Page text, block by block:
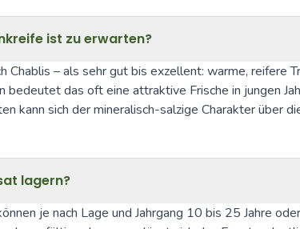
ist zu erwarten?
Chablis – als sehr gut bis exzellent: warme,
das oft eine attraktive Frische in jungen
kann sich der mineralisch-salzige Charakter über
lagern?
je nach Lage und Jahrgang 10 bis 25 Jahre